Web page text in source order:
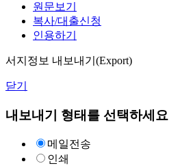
원문보기
복사/대출신청
인용하기
서지정보 내보내기(Export)
닫기
내보내기 형태를 선택하세요
메일전송
인쇄